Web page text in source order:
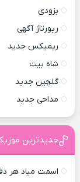
بزودی
رپورتاژ آگهی
ریمیکس جدید
شاه بیت
گلچین جدید
مداحی جدید
جدیدترین
اسمت میاد هر